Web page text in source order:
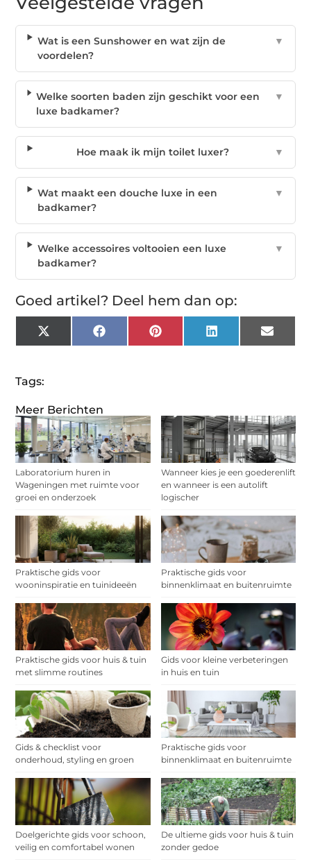
Meer Berichten
Laboratorium huren in
Wageningen met ruimte voor
groei en onderzoek
Wanneer kies je een goederenlift
en wanneer is een autolift
logischer
Praktische gids voor
wooninspiratie en tuinideeën
Praktische gids voor
binnenklimaat en buitenruimte
Praktische gids voor huis & tuin
met slimme routines
Gids voor kleine verbeteringen
in huis en tuin
Gids & checklist voor
onderhoud, styling en groen
Praktische gids voor
binnenklimaat en buitenruimte
Doelgerichte gids voor schoon,
veilig en comfortabel wonen
De ultieme gids voor huis & tuin
zonder gedoe
Wat is een Sunshower en wat zijn de
voordelen?
▼
Welke soorten baden zijn geschikt voor een
luxe badkamer?
▼
Hoe maak ik mijn toilet luxer? ▼
Wat maakt een douche luxe in een
badkamer?
▼
Welke accessoires voltooien een luxe
badkamer?
▼
Goed artikel? Deel hem dan op:
X
(Twitter)
Facebook Pinterest LinkedIn Email
Tags: